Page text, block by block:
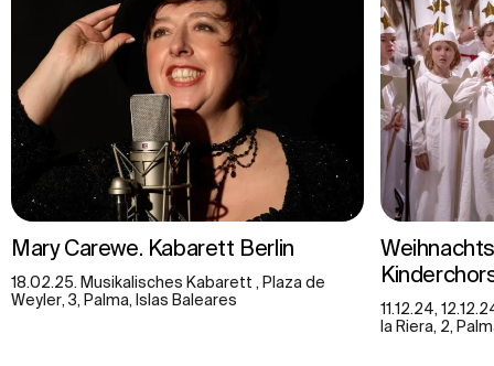
Mary Carewe. Kabarett Berlin
18.02.25. Musikalisches Kabarett , Plaza de
Weyler, 3, Palma, Islas Baleares
11.12.24,
la Riera, 2,